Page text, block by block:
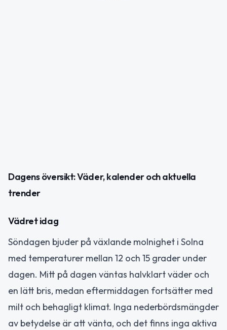
Dagens översikt: Väder, kalender och aktuella
trender
Vädret idag
Söndagen bjuder på växlande molnighet i Solna
med temperaturer mellan 12 och 15 grader under
dagen. Mitt på dagen väntas halvklart väder och
en lätt bris, medan eftermiddagen fortsätter med
milt och behagligt klimat. Inga nederbördsmängder
av betydelse är att vänta, och det finns inga aktiva